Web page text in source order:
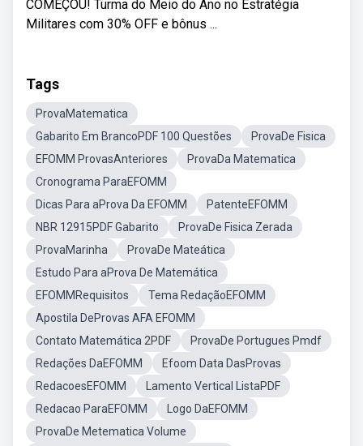
COMEÇOU! Turma do Meio do Ano no Estratégia
Militares com 30% OFF e bônus ...
Tags
ProvaMatematica
Gabarito Em BrancoPDF 100 Questões
ProvaDe Fisica
EFOMM ProvasAnteriores
ProvaDa Matematica
Cronograma ParaEFOMM
Dicas Para aProva Da EFOMM
PatenteEFOMM
NBR 12915PDF Gabarito
ProvaDe Fisica Zerada
ProvaMarinha
ProvaDe Mateática
Estudo Para aProva De Matemática
EFOMMRequisitos
Tema RedaçãoEFOMM
Apostila DeProvas AFA EFOMM
Contato Matemática 2PDF
ProvaDe Portugues Pmdf
Redações DaEFOMM
Efoom Data DasProvas
RedacoesEFOMM
Lamento Vertical ListaPDF
Redacao ParaEFOMM
Logo DaEFOMM
ProvaDe Metematica Volume